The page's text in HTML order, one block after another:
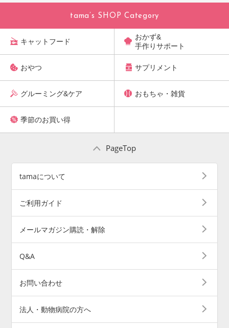
tama’s SHOP Category
キャットフード
おかず&
手作りサポート
おやつ サプリメント
グルーミング&ケア おもちゃ・雑貨
季節のお買い得
PageTop
tamaについて
ご利用ガイド
メールマガジン購読・解除
Q&A
お問い合わせ
法人・動物病院の方へ